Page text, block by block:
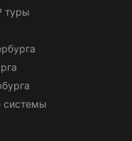
туры
системы